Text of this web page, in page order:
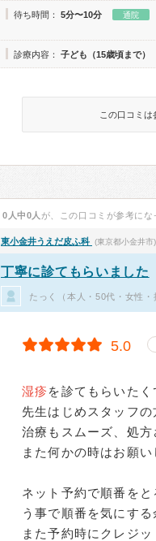
待ち時間： 5分〜10分 通院
診療内容： 子ども（15歳頃まで）
この口コミは
0人中0人 が、この口コミが参考にな
東小金井うえだ皮ふ科 (東京都小金井市)
丁寧に診てもらいました
たっく（本人・50代・女性・
5.0
湿疹 を診てもらいたく
先生はじめスタッフの
治療もスムーズ、処方
また何かの時はお願い
ネット予約で順番を
う事で順番を気にす
また予約時にクレジ